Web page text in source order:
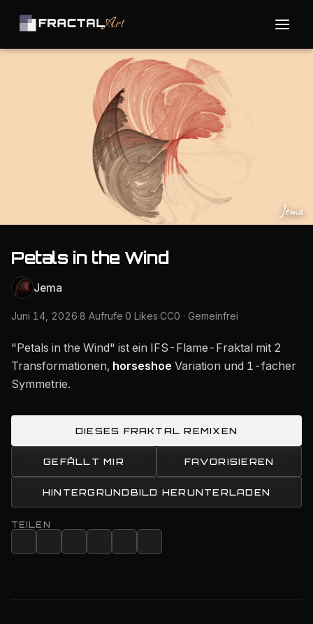
Jema
Petals in the Wind
Jema
Juni 14, 2026·8 Aufrufe·0 Likes·CC0 · Gemeinfrei
"Petals in the Wind" ist ein IFS-Flame-Fraktal mit 2
Transformationen, horseshoe Variation und 1-facher
Symmetrie.
DIESES FRAKTAL REMIXEN
GEFÄLLT MIR FAVORISIEREN
HINTERGRUNDBILD HERUNTERLADEN
TEILEN